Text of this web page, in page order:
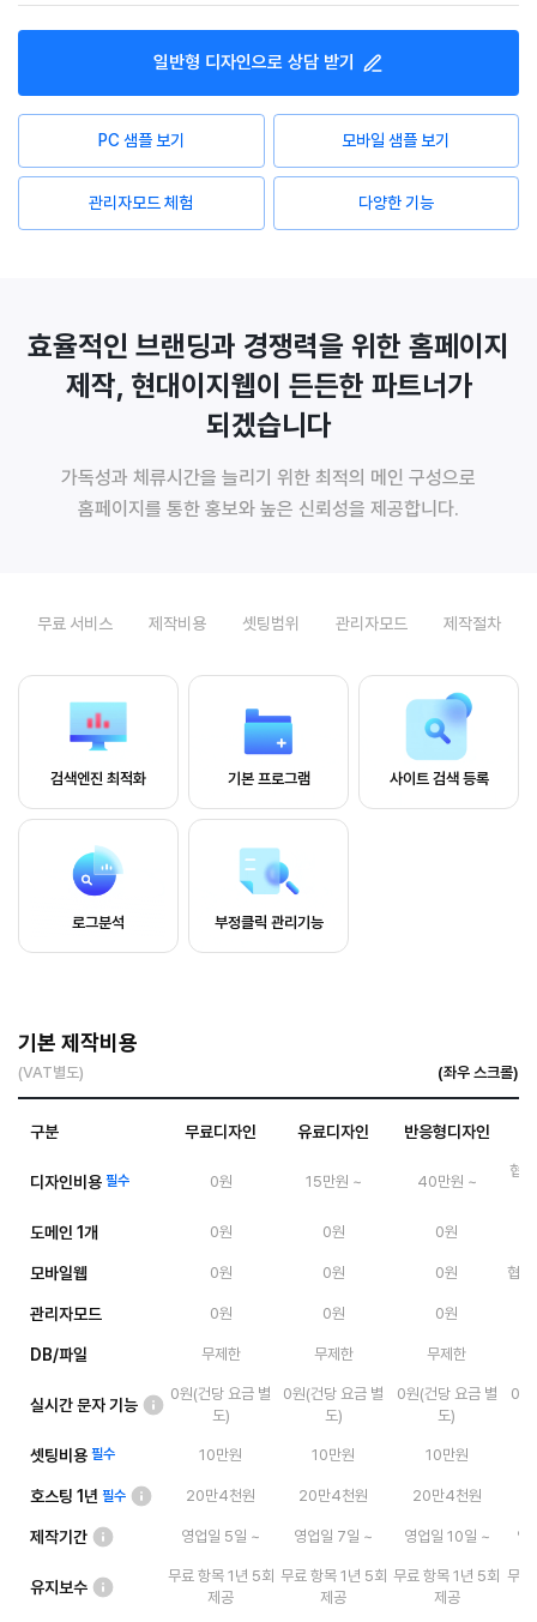
일반형 디자인으로 상담 받기
PC 샘플 보기 모바일 샘플 보기
관리자모드 체험 다양한 기능
효율적인 브랜딩과 경쟁력을 위한 홈페이지
제작, 현대이지웹이 든든한 파트너가
되겠습니다
가독성과 체류시간을 늘리기 위한 최적의 메인 구성으로
홈페이지를 통한 홍보와 높은 신뢰성을 제공합니다.
무료 서비스 제작비용 셋팅범위 관리자모드 제작절차
검색엔진 최적화 기본 프로그램 사이트 검색 등록
로그분석 부정클릭 관리기능
기본 제작비용
(VAT별도)
구분 무료디자인 유료디자인 반응형디자인
디자인비용 필수 0원 15만원 ~ 40만원 ~
협
도메인 1개 0원 0원 0원
모바일웹 0원 0원 0원 협
관리자모드 0원 0원 0원
DB/파일 무제한 무제한 무제한
실시간 문자 기능
0원(건당 요금 별
도)
0원(건당 요금 별
도)
0원(건당 요금 별
도)
0원
셋팅비용 필수 10만원 10만원 10만원
호스팅 1년 필수 20만4천원 20만4천원 20만4천원
제작기간 영업일 5일 ~ 영업일 7일 ~ 영업일 10일 ~ 영
유지보수
무료 항목 1년 5회
제공
무료 항목 1년 5회
제공
무료 항목 1년 5회
제공
무료